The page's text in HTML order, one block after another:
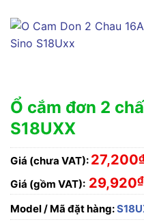
Ổ cắm đơn 2
S18UXX
Giá (chưa VAT): 27,200
Giá (gồm VAT): 29,920₫
Model / Mã đặt hàng: